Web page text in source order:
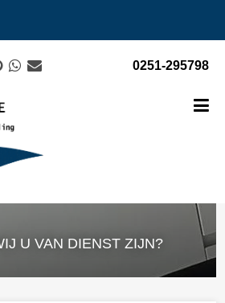
0251-295798
U VAN DIENST ZIJN?